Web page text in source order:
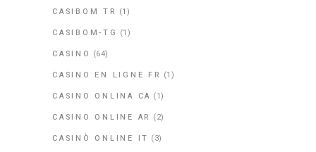
CASIBOM TR (1)
CASIBOM-TG (1)
CASINO (64)
CASINO EN LIGNE FR (1)
CASINO ONLINA CA (1)
CASINO ONLINE AR (2)
CASINÒ ONLINE IT (3)